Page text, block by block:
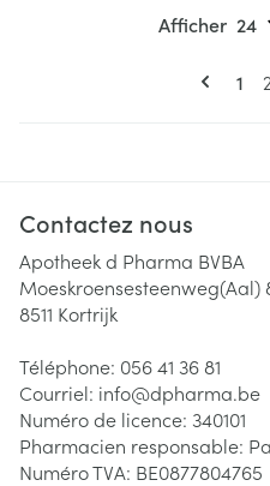
1 2
Afficher
Contactez nous
Apotheek d Pharma BVBA
Moeskroensesteenweg(Aal)
8511 Kortrijk
Téléphone: 056 41 36 81
Courriel: info@dpharma.be
Numéro de licence: 340101
Pharmacien responsable:
Numéro TVA: BE0877804765